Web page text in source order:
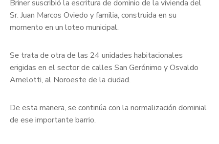
Briner suscribió la escritura de dominio de la vivienda del
Sr. Juan Marcos Oviedo y familia, construida en su
momento en un loteo municipal.
Se trata de otra de las 24 unidades habitacionales
erigidas en el sector de calles San Gerónimo y Osvaldo
Amelotti, al Noroeste de la ciudad.
De esta manera, se continúa con la normalización dominial
de ese importante barrio.